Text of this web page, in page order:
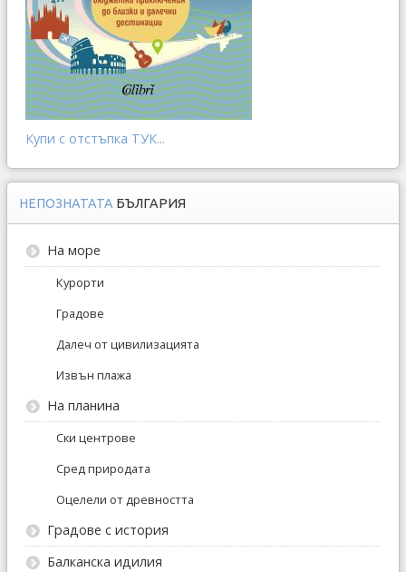
Купи с отстъпка ТУК...
НЕПОЗНАТАТА БЪЛГАРИЯ
На море
Курорти
Градове
Далеч от цивилизацията
Извън плажа
На планина
Ски центрове
Сред природата
Оцелели от древността
Градове с история
Балканска идилия